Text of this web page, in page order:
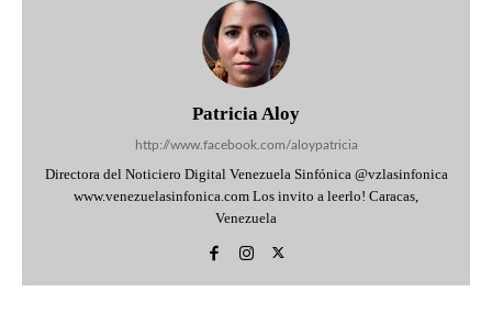
Patricia Aloy
http://www.facebook.com/aloypatricia
Directora del Noticiero Digital Venezuela Sinfónica @vzlasinfonica
www.venezuelasinfonica.com Los invito a leerlo! Caracas,
Venezuela